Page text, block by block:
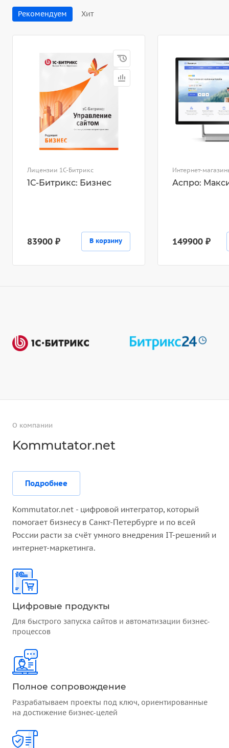
Рекомендуем Хит
Лицензии 1С-Битрикс
1С-Битрикс: Бизнес
83900 ₽ В корзину
Интернет-
Аспро:
149900 ₽
О компании
Kommutator.net
Подробнее
Kommutator.net - цифровой интегратор, который
помогает бизнесу в Санкт-Петербурге и по всей
России расти за счёт умного внедрения IT-решений и
интернет-маркетинга.
Цифровые продукты
Для быстрого запуска сайтов и автоматизации бизнес-
процессов
Полное сопровождение
Разрабатываем проекты под ключ, ориентированные
на достижение бизнес-целей